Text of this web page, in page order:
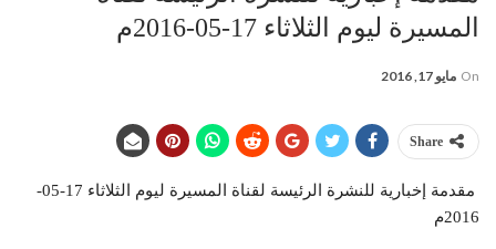
المسيرة ليوم الثلاثاء 17-05-2016م
On مايو 17, 2016
Share
مقدمة إخبارية للنشرة الرئيسة لقناة المسيرة ليوم الثلاثاء 17-05-
2016م